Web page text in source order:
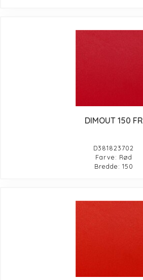
DIMOUT 150 FR
D381823702
Farve: Rød
Bredde: 150